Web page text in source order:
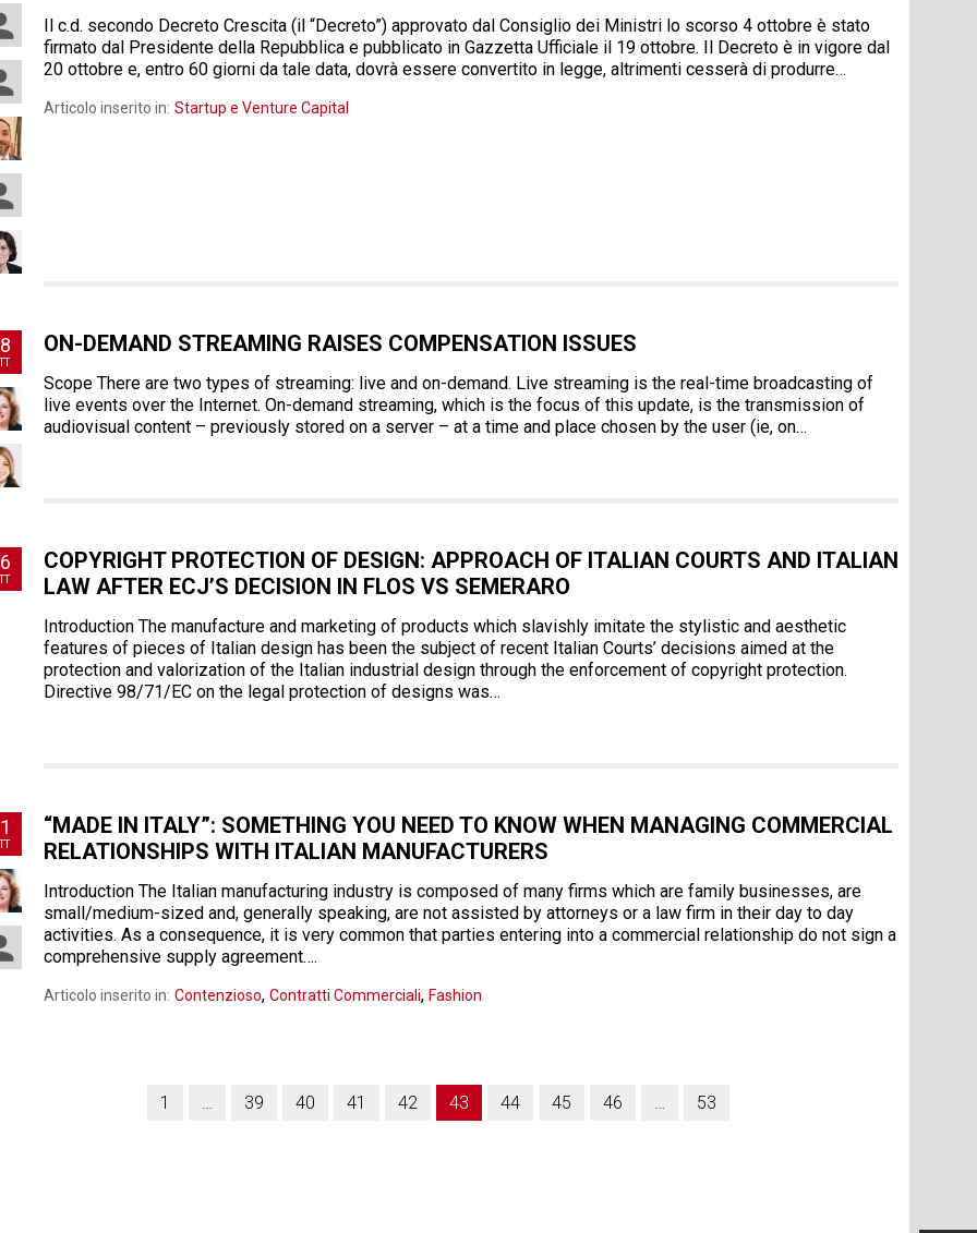
Il c.d. secondo Decreto Crescita (il “Decreto”) approvato dal Consiglio dei Ministri lo scorso 4 ottobre è stato
firmato dal Presidente della Repubblica e pubblicato in Gazzetta Ufficiale il 19 ottobre. Il Decreto è in vigore dal
20 ottobre e, entro 60 giorni da tale data, dovrà essere convertito in legge, altrimenti cesserà di produrre…
Articolo inserito in: Startup e Venture Capital
ON-DEMAND STREAMING RAISES COMPENSATION ISSUES
Scope There are two types of streaming: live and on-demand. Live streaming is the real-time broadcasting of
live events over the Internet. On-demand streaming, which is the focus of this update, is the transmission of
audiovisual content – previously stored on a server – at a time and place chosen by the user (ie, on…
COPYRIGHT PROTECTION OF DESIGN: APPROACH OF ITALIAN COURTS AND ITALIAN
LAW AFTER ECJ’S DECISION IN FLOS VS SEMERARO
Introduction The manufacture and marketing of products which slavishly imitate the stylistic and aesthetic
features of pieces of Italian design has been the subject of recent Italian Courts’ decisions aimed at the
protection and valorization of the Italian industrial design through the enforcement of copyright protection.
Directive 98/71/EC on the legal protection of designs was…
“MADE IN ITALY”: SOMETHING YOU NEED TO KNOW WHEN MANAGING COMMERCIAL
RELATIONSHIPS WITH ITALIAN MANUFACTURERS
Introduction The Italian manufacturing industry is composed of many firms which are family businesses, are
small/medium-sized and, generally speaking, are not assisted by attorneys or a law firm in their day to day
activities. As a consequence, it is very common that parties entering into a commercial relationship do not sign a
comprehensive supply agreement….
Articolo inserito in: Contenzioso, Contratti Commerciali, Fashion
1 … 39 40 41 42 43 44 45 46 … 53